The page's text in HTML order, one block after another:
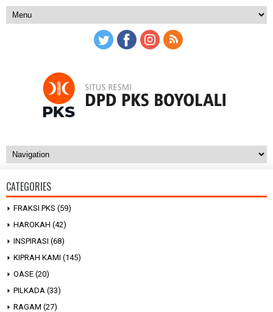
CATEGORIES
FRAKSI PKS (59)
HAROKAH (42)
INSPIRASI (68)
KIPRAH KAMI (145)
OASE (20)
PILKADA (33)
RAGAM (27)